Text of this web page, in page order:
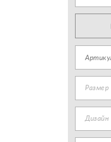
Размер
Дизайн